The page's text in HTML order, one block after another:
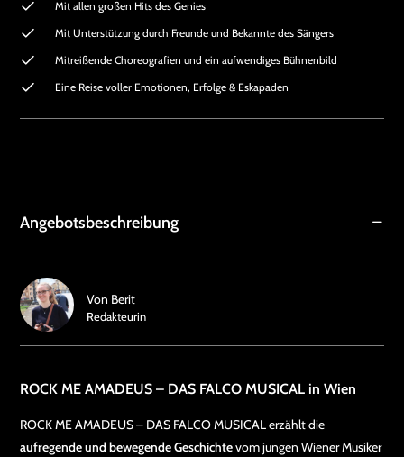
Mit allen großen Hits des Genies
Mit Unterstützung durch Freunde und Bekannte des Sängers
Mitreißende Choreografien und ein aufwendiges Bühnenbild
Eine Reise voller Emotionen, Erfolge & Eskapaden
Angebotsbeschreibung
ROCK ME AMADEUS – DAS FALCO MUSICAL in Wien
ROCK ME AMADEUS – DAS FALCO MUSICAL erzählt die
aufregende und bewegende Geschichtevom jungen Wiener Musiker
Von Berit
Redakteurin